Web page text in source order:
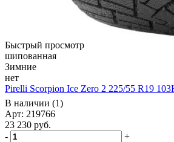
Быстрый просмотр
шипованная
Зимние
нет
Pirelli Scorpion Ice Zero 2 225/55 R19
В наличии (1)
Арт: 219766
23 230 руб.
-
+